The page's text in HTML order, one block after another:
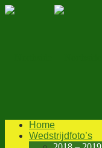
Home
Wedstrijdfoto’s